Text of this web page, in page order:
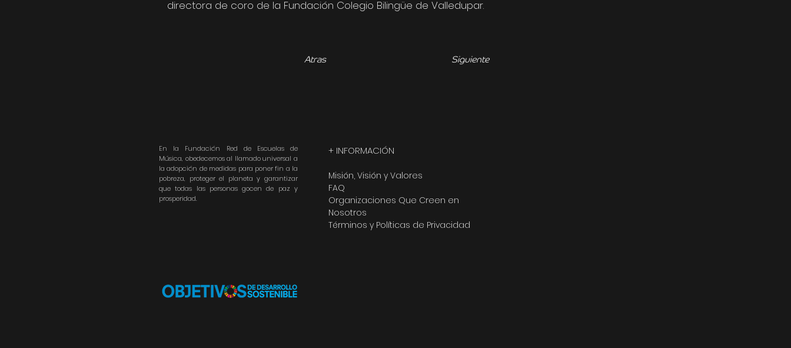
Siguiente
Atras
directora de coro de la Fundación Colegio Bilingüe de Valledupar.
En la Fundación Red de Escuelas de
Música, obedecemos al llamado universal a
la adopción de medidas para poner fin a la
pobreza, proteger el planeta y garantizar
que todas las personas gocen de paz y
prosperidad.
+ INFORMACIÓN
Misión, Visión y Valores
FAQ
Organizaciones Que Creen en
Nosotros
Términos y Políticas de Privacidad